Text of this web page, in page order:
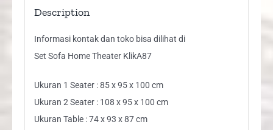
Description
Informasi kontak dan toko bisa dilihat di
Set Sofa Home Theater KlikA87
Ukuran 1 Seater : 85 x 95 x 100 cm
Ukuran 2 Seater : 108 x 95 x 100 cm
Ukuran Table : 74 x 93 x 87 cm